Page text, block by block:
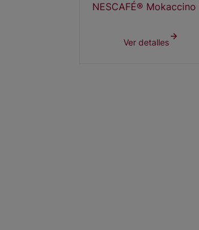
NESCAFÉ® Mokaccino
Ver detalles